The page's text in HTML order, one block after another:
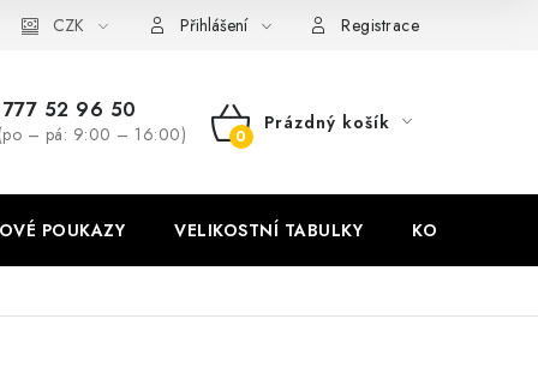
tabulky Ochrana osobních údajů Zásady používání
CZK Přihlášení Registrace
777 52 96 50
(po – pá: 9:00 – 16:00)
NÁKUPNÍ
Prázdný košík
POUKAZY VELIKOSTNÍ TABULKY KONTAKT